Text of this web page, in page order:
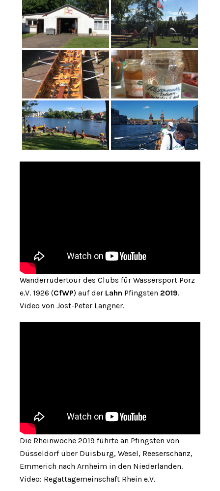
Wanderrudertour des Clubs für Wassersport Porz
e.V. 1926 (CfWP) auf der Lahn Pfingsten 2019.
Video von Jost-Peter Langner.
Die Rheinwoche 2019 führte an Pfingsten von
Düsseldorf über Duisburg, Wesel, Reeserschanz,
Emmerich nach Arnheim in den Niederlanden.
Video: Regattagemeinschaft Rhein e.V.